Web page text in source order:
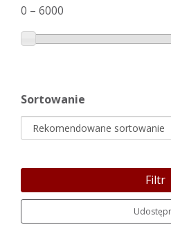
0 – 6000
Sortowanie
Filtr